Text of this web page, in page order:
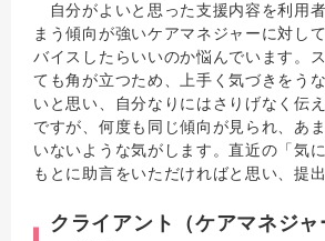
自分がよいと思った支援内容を利用
まう傾向が強いケアマネジャーに対し
バイスしたらいいのか悩んでいます。
ても角が立つため、上手く気づきをう
いと思い、自分なりにはさりげなく伝
ですが、何度も同じ傾向が見られ、あ
いないような気がします。直近の「気
もとに助言をいただければと思い、提出
クライアント（ケアマネジャ